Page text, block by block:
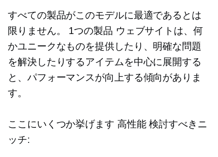
すべての製品がこのモデルに最適であるとは
限りません。 1つの製品 ウェブサイトは、何
かユニークなものを提供したり、明確な問題
を解決したりするアイテムを中心に展開する
と、パフォーマンスが向上する傾向がありま
す。
ここにいくつか挙げます 高性能検討すべきニ
ッチ: